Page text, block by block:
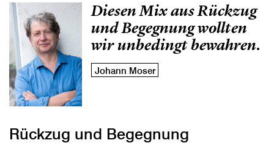
Diesen Mix aus Rückzug
und Begegnung wollten
wir unbedingt bewahren.
Johann Moser
Rückzug und Begegnung